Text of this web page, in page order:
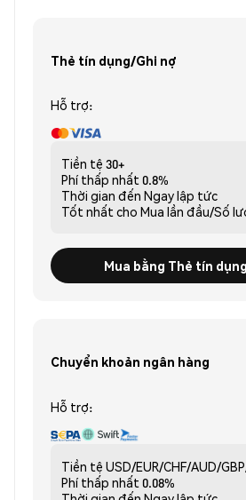
Thẻ tín dụng/Ghi nợ
Hỗ trợ:
Tiền tệ 30+
Phí thấp nhất 0.8%
Thời gian đến Ngay lập tức
Tốt nhất cho Mua lần đầu/Số
Mua bằng Thẻ tín
Chuyển khoản ngân hàng
Hỗ trợ:
Tiền tệ USD/EUR/CHF/AUD/
Phí thấp nhất 0.08%